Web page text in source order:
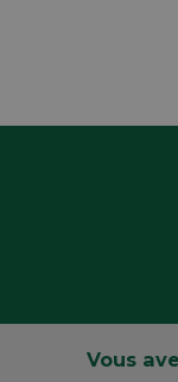
Vous